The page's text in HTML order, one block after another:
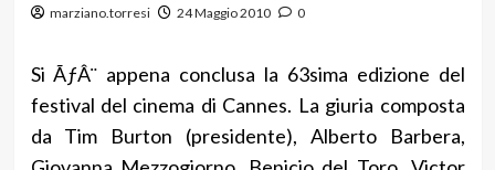
marziano.torresi 24 Maggio 2010 0
Si ÃƒÂ¨ appena conclusa la 63sima edizione del
festival del cinema di Cannes. La giuria composta
da Tim Burton (presidente), Alberto Barbera,